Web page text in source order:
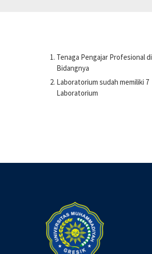
Tenaga Pengajar Profesional di
Bidangnya
Laboratorium sudah memiliki 7
Laboratorium